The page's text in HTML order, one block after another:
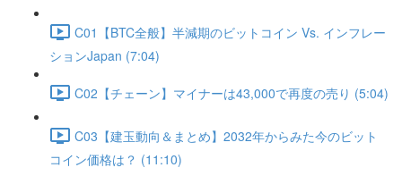
C01【BTC全般】半減期のビットコイン Vs. インフレー
ションJapan (7:04)
C02【チェーン】マイナーは43,000で再度の売り (5:04)
C03【建玉動向＆まとめ】2032年からみた今のビット
コイン価格は？ (11:10)